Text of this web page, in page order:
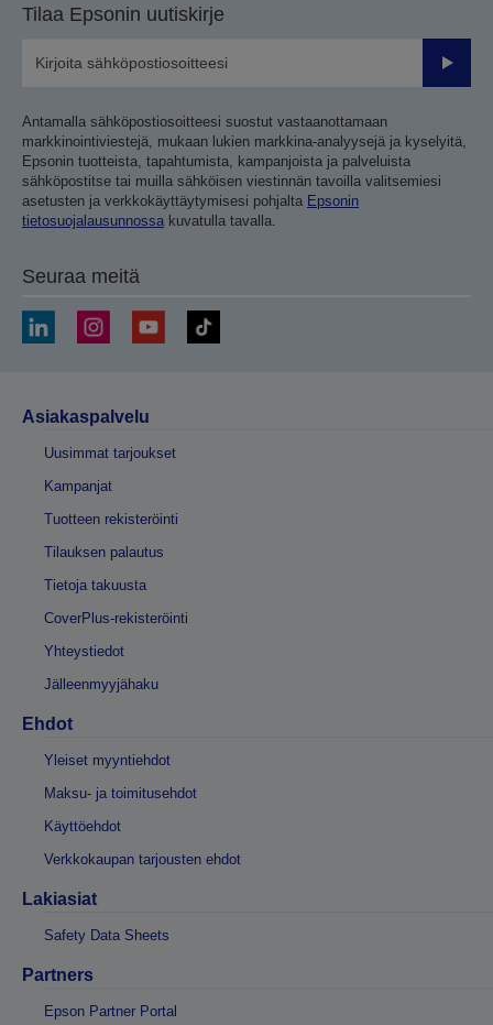
Tilaa Epsonin uutiskirje
Lähetä
Antamalla sähköpostiosoitteesi suostut vastaanottamaan
markkinointiviestejä, mukaan lukien markkina-analyysejä ja kyselyitä,
Epsonin tuotteista, tapahtumista, kampanjoista ja palveluista
sähköpostitse tai muilla sähköisen viestinnän tavoilla valitsemiesi
asetusten ja verkkokäyttäytymisesi pohjalta Epsonin
tietosuojalausunnossa kuvatulla tavalla.
Seuraa meitä
Asiakaspalvelu
Uusimmat tarjoukset
Kampanjat
Tuotteen rekisteröinti
Tilauksen palautus
Tietoja takuusta
CoverPlus-rekisteröinti
Yhteystiedot
Jälleenmyyjähaku
Ehdot
Yleiset myyntiehdot
Maksu- ja toimitusehdot
Käyttöehdot
Verkkokaupan tarjousten ehdot
Lakiasiat
Safety Data Sheets
Partners
Epson Partner Portal